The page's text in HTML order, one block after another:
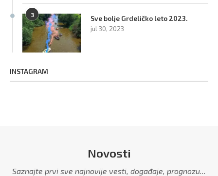
3 Sve bolje Grdeličko leto 2023.
jul 30, 2023
INSTAGRAM
Novosti
Saznajte prvi sve najnovije vesti, događaje, prognozu...